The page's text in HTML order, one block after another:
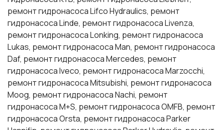
ремонт гидронасоса Lifco Hydraulics, ремонт
гидронасоса Linde, ремонт гидронасоса Livenza,
ремонт гидронасоса Lonking, ремонт гидронасоса
Lukas, ремонт гидронасоса Man, ремонт гидронасоса
Daf, ремонт гидронасоса Mercedes, ремонт
гидронасоса Iveco, ремонт гидронасоса Marzocchi,
ремонт гидронасоса Mitsubishi, ремонт гидронасоса
Moog, ремонт гидронасоса Nachi, ремонт
гидронасоса M+S, ремонт гидронасоса OMFB, ремонт
гидронасоса Orsta, ремонт гидронасоса Parker